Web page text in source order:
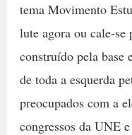
tema Movimento
lute agora ou cale-se
construído pela base
de toda a esquerda
preocupados com a
congressos da UNE